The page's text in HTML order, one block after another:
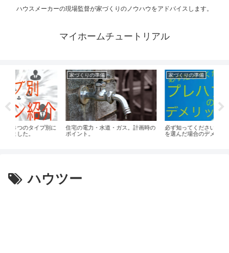
ハウスメーカーの現場監督が家づくりのノウハウをアドバイスします。
マイホームチュートリアル
家づくりの準備
住宅の電力・水道・ガス。計画時の
ポイント。
家づくりの準備
必ず知ってください。プレハブ住宅
を選んだ場合のデメリット対策。
ハウツー